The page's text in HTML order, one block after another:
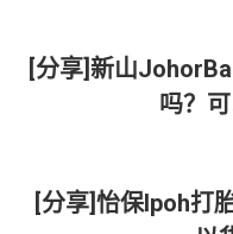
章
[分享]新山
吗？
[分享]怡保lpoh打